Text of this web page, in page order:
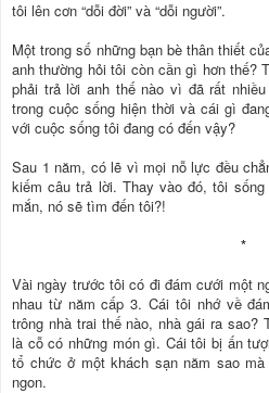
tôi lên cơn “dỗi đời” và “dỗi người”.
Một trong số những bạn bè thân thiết
anh thường hỏi tôi còn cần gì hơn thế?
phải trả lời anh thế nào vì đã rất
trong cuộc sống hiện thời và cái gì
với cuộc sống tôi đang có đến vậy?
Sau 1 năm, có lẽ vì mọi nỗ lực đều
kiếm câu trả lời. Thay vào đó, tôi
mắn, nó sẽ tìm đến tôi?!
*
Vài ngày trước tôi có đi đám cưới một
nhau từ năm cấp 3. Cái tôi nhớ về
trông nhà trai thế nào, nhà gái ra sao?
là cỗ có những món gì. Cái tôi bị ấn
tổ chức ở một khách sạn năm sao
ngon.